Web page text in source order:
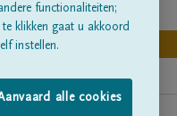
functionaliteiten;
klikken gaat u akkoord
instellen.
alle cookies